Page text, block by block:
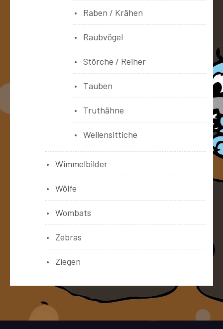
Raben / Krähen
Raubvögel
Störche / Reiher
Tauben
Truthähne
Wellensittiche
Wimmelbilder
Wölfe
Wombats
Zebras
Ziegen